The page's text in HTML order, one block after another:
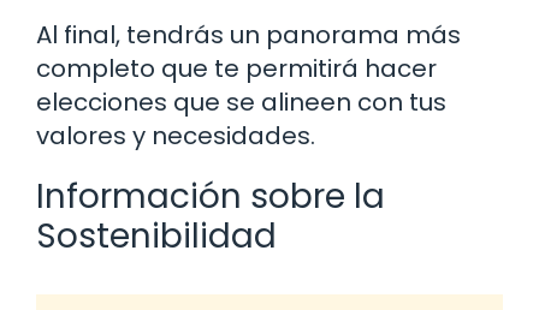
Al final, tendrás un panorama más
completo que te permitirá hacer
elecciones que se alineen con tus
valores y necesidades.
Información sobre la
Sostenibilidad